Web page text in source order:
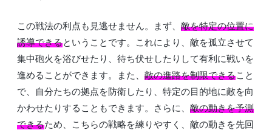
この戦法の利点も見逃せません。まず、 敵を特定の位置に
誘導できるということです。これにより、敵を孤立させて
集中砲火を浴びせたり、待ち伏せしたりして有利に戦いを
進めることができます。また、 敵の進路を制限できること
で、自分たちの拠点を防衛したり、特定の目的地に敵を向
かわせたりすることもできます。さらに、 敵の動きを予測
できるため、こちらの戦略を練りやすく、敵の動きを先回